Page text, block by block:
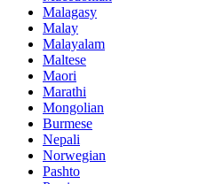
Malagasy
Malay
Malayalam
Maltese
Maori
Marathi
Mongolian
Burmese
Nepali
Norwegian
Pashto